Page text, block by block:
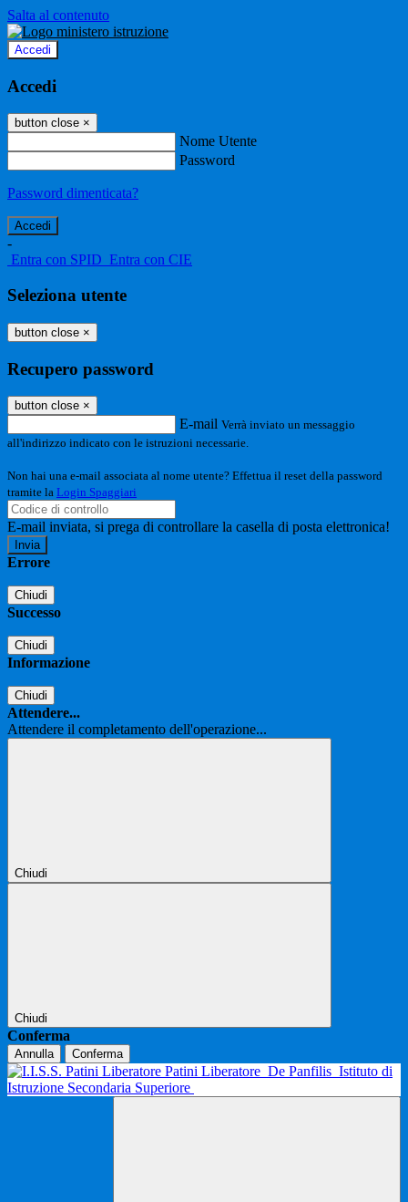
Salta al contenuto
Accedi
Accedi
button close ×
Nome Utente
Password
Password dimenticata?
-
Entra con SPID Entra con CIE
Seleziona utente
button close ×
Recupero password
button close ×
E-mail Verrà inviato un messaggio
all'indirizzo indicato con le istruzioni necessarie.
Non hai una e-mail associata al nome utente? Effettua il reset della password
tramite la Login Spaggiari
E-mail inviata, si prega di controllare la casella di posta elettronica!
Errore
Chiudi
Successo
Chiudi
Informazione
Chiudi
Attendere...
Attendere il completamento dell'operazione...
Chiudi
Chiudi
Conferma
Annulla Conferma
Patini Liberatore De Panfilis Istituto di
Istruzione Secondaria Superiore